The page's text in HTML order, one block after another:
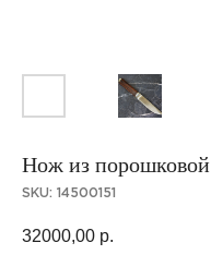
Нож из
SKU: 14500151
32000,00 р.